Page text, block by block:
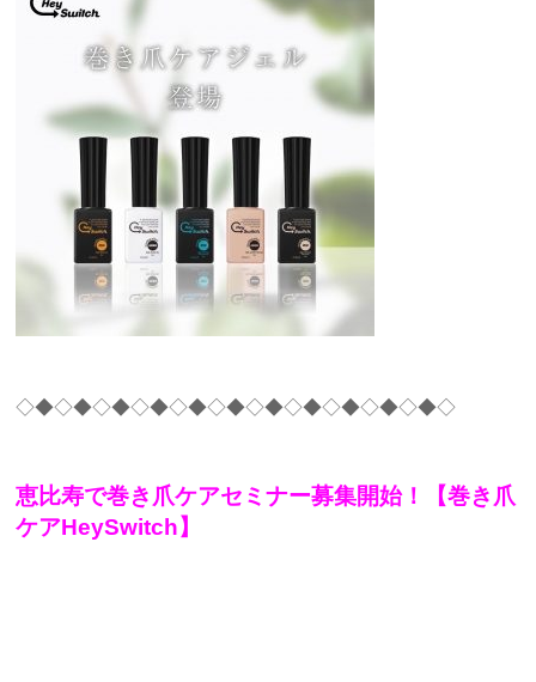
◇◆◇◆◇◆◇◆◇◆◇◆◇◆◇◆◇◆◇◆◇◆◇
恵比寿で巻き爪ケアセミナー募集開始！【巻き爪
ケアHeySwitch】